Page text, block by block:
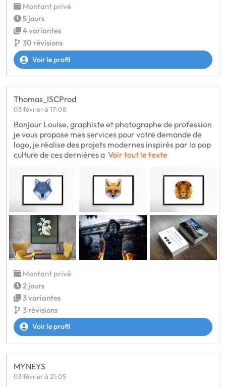
Montant privé
5 jours
4 variantes
30 révisions
Voir le profil
Thomas_ISCProd
03 février à 17:08
Bonjour Louise, graphiste et photographe de profession
je vous propose mes services pour votre demande de
logo, je réalise des projets modernes inspirés par la pop
culture de ces dernières a Voir tout le texte
Montant privé
2 jours
3 variantes
3 révisions
Voir le profil
MYNEYS
03 février à 21:05